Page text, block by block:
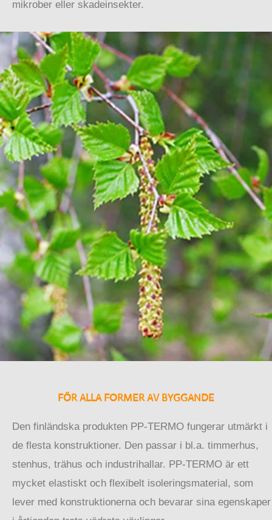
mikrober eller skadeinsekter.
FÖR ALLA FORMER AV BYGGANDE
Den finländska produkten PP-TERMO fungerar utmärkt i
de flesta konstruktioner. Den passar i bl.a. timmerhus,
stenhus, trähus och industrihallar. PP-TERMO är ett
mycket elastiskt och flexibelt isoleringsmaterial, som
lever med konstruktionerna och bevarar sina egenskaper